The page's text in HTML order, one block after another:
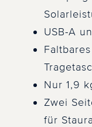
USB-A
Nur 1,9
Zwei
für